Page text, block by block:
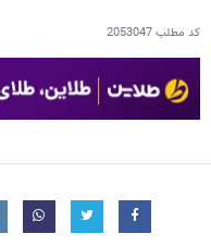
کد مطلب2053047